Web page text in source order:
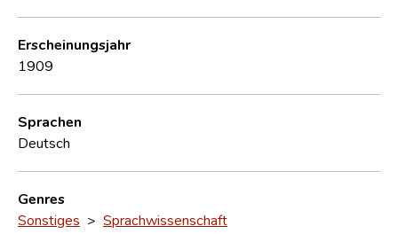
Erscheinungsjahr
1909
Sprachen
Deutsch
Genres
Sonstiges > Sprachwissenschaft